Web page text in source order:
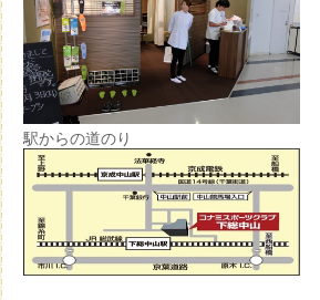
駅からの道のり